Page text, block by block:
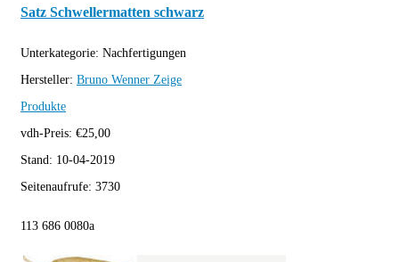
Satz Schwellermatten schwarz
Unterkategorie: Nachfertigungen
Hersteller: Bruno Wenner Zeige
Produkte
vdh-Preis: €25,00
Stand: 10-04-2019
Seitenaufrufe: 3730
113 686 0080a